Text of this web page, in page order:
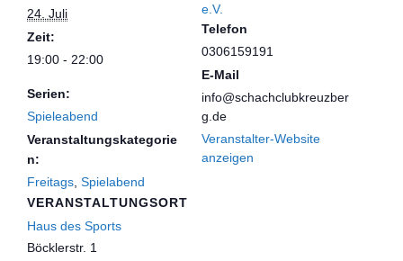
24. Juli
Zeit:
19:00 - 22:00
Serien:
Spieleabend
Veranstaltungskategorie
n:
Freitags Spielabend
VERANSTALTUNGSORT
Haus des Sports
Böcklerstr. 1
e.V.
Telefon
0306159191
E-Mail
info@schachclubkreuzber
g.de
Veranstalter-Website
anzeigen